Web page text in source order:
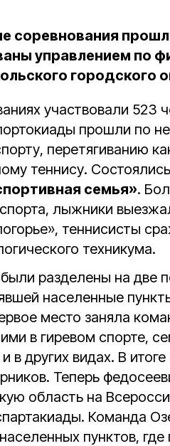
соревнования
управлением по
городского
участвовали 523
прошли по
перетягиванию
теннису.
семья».
лыжники
теннисисты
техникума.
разделены на две
населенные
место заняла
в гиревом спорте,
в других видах. В
Теперь
область на
Команда
пунктов,